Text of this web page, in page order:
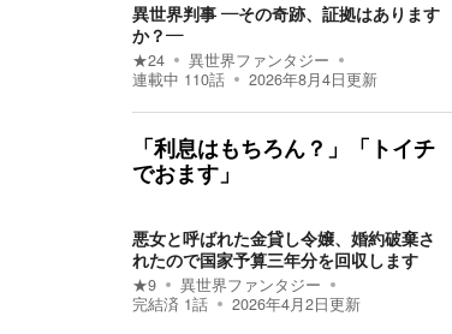
異世界判事 ―その奇跡、証拠はあります
か？―
★24
異世界ファンタジー
連載中 110話 2026年8月4日更新
「利息はもちろん？」「トイチ
でおます」
悪女と呼ばれた金貸し令嬢、婚約破棄さ
れたので国家予算三年分を回収します
★9
異世界ファンタジー
完結済 1話 2026年4月2日更新